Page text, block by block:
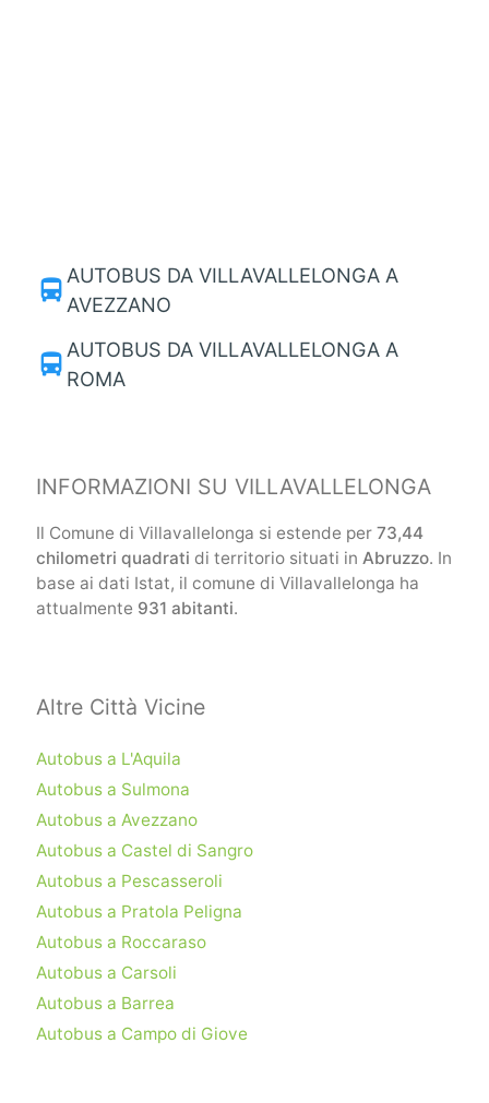
directions_bus AUTOBUS DA VILLAVALLELONGA A
AVEZZANO
directions_bus AUTOBUS DA VILLAVALLELONGA A
ROMA
INFORMAZIONI SU VILLAVALLELONGA
Il Comune di Villavallelonga si estende per 73,44
chilometri quadrati di territorio situati in Abruzzo. In
base ai dati Istat, il comune di Villavallelonga ha
attualmente 931 abitanti.
Altre Città Vicine
Autobus a L'Aquila
Autobus a Sulmona
Autobus a Avezzano
Autobus a Castel di Sangro
Autobus a Pescasseroli
Autobus a Pratola Peligna
Autobus a Roccaraso
Autobus a Carsoli
Autobus a Barrea
Autobus a Campo di Giove